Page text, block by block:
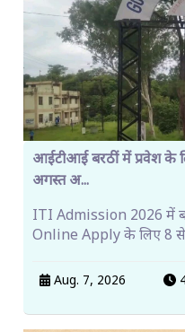
आईटीआई बरठीं में प्रवेश
अगस्त अ...
ITI Admission 2026 में
Online Apply के लिए 8
Aug. 7, 2026